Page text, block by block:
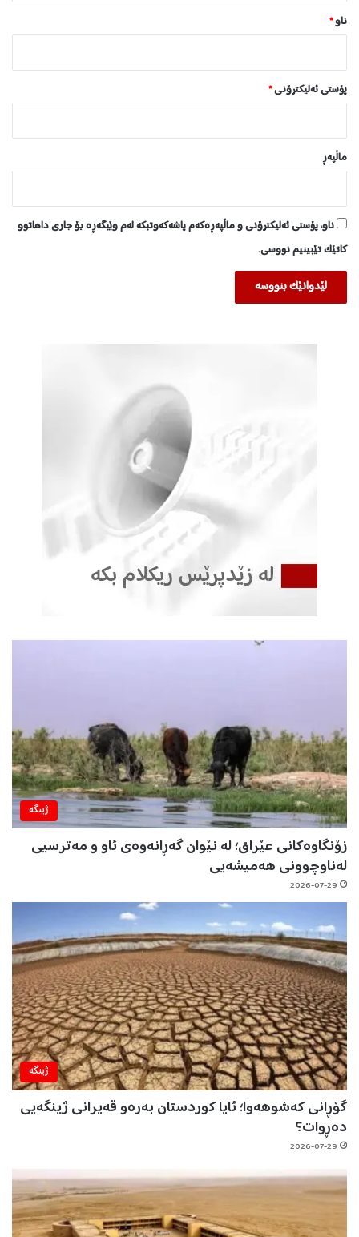
ناو*
پۆستی ئەلیکترۆنی*
ماڵپه‌ڕ
ناو، پۆستی ئەلیکترۆنی و ماڵپەڕەکەم پاشەکەوتبکە لەم وێبگەڕە بۆ جاری داهاتوو
کاتێک تێبینیم نووسی.
ژینگه‌
زۆنگاوەکانی عێراق؛ لە نێوان گەڕانەوەی ئاو و مەترسیی
لەناوچوونی هەمیشەیی
2026-07-29
ژینگه‌
گۆڕانی کەشوهەوا؛ ئایا کوردستان بەرەو قەیرانی ژینگەیی
دەڕوات؟
2026-07-29